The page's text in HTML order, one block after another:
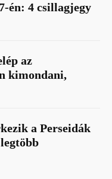
én: 4 csillagjegy
az
kimondani,
a Perseidák